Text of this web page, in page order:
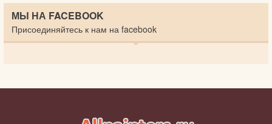
МЫ НА FACEBOOK
Присоединяйтесь к нам на facebook